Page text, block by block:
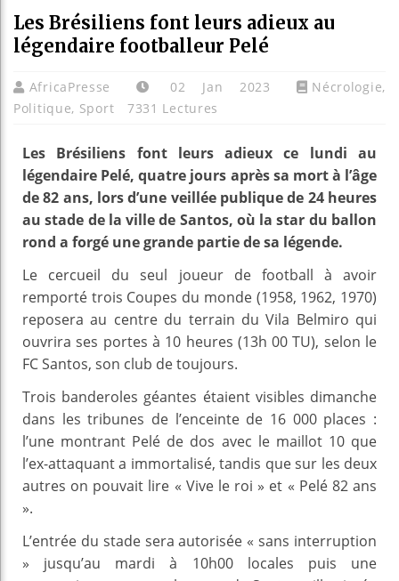
Les Brésiliens font leurs adieux au
légendaire footballeur Pelé
AfricaPresse 02 Jan 2023 Nécrologie,
Politique, Sport 7331 Lectures
Les Brésiliens font leurs adieux ce lundi au
légendaire Pelé, quatre jours après sa mort à l’âge
de 82 ans, lors d’une veillée publique de 24 heures
au stade de la ville de Santos, où la star du ballon
rond a forgé une grande partie de sa légende.
Le cercueil du seul joueur de football à avoir
remporté trois Coupes du monde (1958, 1962, 1970)
reposera au centre du terrain du Vila Belmiro qui
ouvrira ses portes à 10 heures (13h 00 TU), selon le
FC Santos, son club de toujours.
Trois banderoles géantes étaient visibles dimanche
dans les tribunes de l’enceinte de 16 000 places :
l’une montrant Pelé de dos avec le maillot 10 que
l’ex-attaquant a immortalisé, tandis que sur les deux
autres on pouvait lire « Vive le roi » et « Pelé 82 ans
».
L’entrée du stade sera autorisée « sans interruption
» jusqu’au mardi à 10h00 locales puis une